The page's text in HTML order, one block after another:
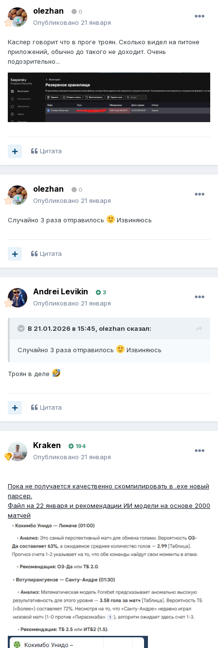
Forebet_Predictions_2026-01-19.xlsx 20.02 kB·5
Forebet_Predictions_2026-01-21.xlsx
olezhan 0
Опубликовано 21 января
Каспер говорит что в проге троян. Сколько видел на питоне
приложений, обычно до такого не доходит. Очень
подозрительно...
Цитата
olezhan 0
Опубликовано 21 января
Случайно 3 раза отправилось Извиняюсь
Цитата
Andrei Levikin 3
Опубликовано 21 января
В 21.01.2026 в 15:45, olezhan сказал:
Случайно 3 раза отправилось Извиняюсь
Троян в деле
Цитата
Kraken 194
Опубликовано 21 января
Пока не получается качественно скомпилировать в .exe новый
парсер.
Файл на 22 января и рекомендации ИИ модели на основе 2000
матчей